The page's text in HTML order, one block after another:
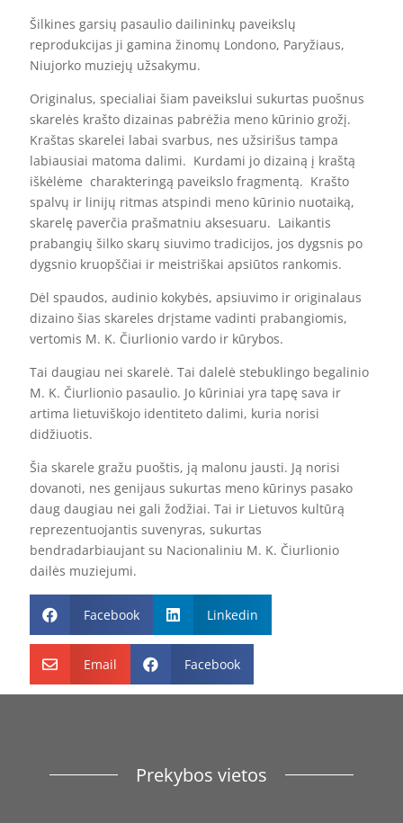
Šilkines garsių pasaulio dailininkų paveikslų
reprodukcijas ji gamina žinomų Londono, Paryžiaus,
Niujorko muziejų užsakymu.
Originalus, specialiai šiam paveikslui sukurtas puošnus
skarelės krašto dizainas pabrėžia meno kūrinio grožį.
Kraštas skarelei labai svarbus, nes užsirišus tampa
labiausiai matoma dalimi. Kurdami jo dizainą į kraštą
iškėlėme charakteringą paveikslo fragmentą. Krašto
spalvų ir linijų ritmas atspindi meno kūrinio nuotaiką,
skarelę paverčia prašmatniu aksesuaru. Laikantis
prabangių šilko skarų siuvimo tradicijos, jos dygsnis po
dygsnio kruopščiai ir meistriškai apsiūtos rankomis.
Dėl spaudos, audinio kokybės, apsiuvimo ir originalaus
dizaino šias skareles drįstame vadinti prabangiomis,
vertomis M. K. Čiurlionio vardo ir kūrybos.
Tai daugiau nei skarelė. Tai dalelė stebuklingo begalinio
M. K. Čiurlionio pasaulio. Jo kūriniai yra tapę sava ir
artima lietuviškojo identiteto dalimi, kuria norisi
didžiuotis.
Šia skarele gražu puoštis, ją malonu jausti. Ją norisi
dovanoti, nes genijaus sukurtas meno kūrinys pasako
daug daugiau nei gali žodžiai. Tai ir Lietuvos kultūrą
reprezentuojantis suvenyras, sukurtas
bendradarbiaujant su Nacionaliniu M. K. Čiurlionio
dailės muziejumi.
 Facebook  Linkedin
 Email  Facebook
Prekybos vietos